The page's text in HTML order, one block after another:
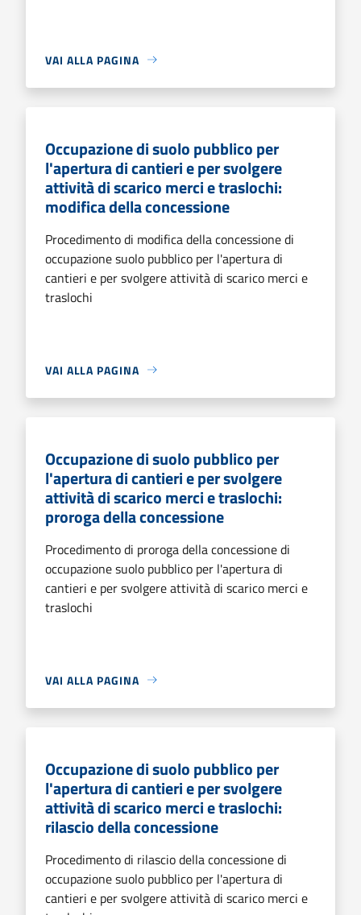
VAI ALLA PAGINA
Occupazione di suolo pubblico per
l'apertura di cantieri e per svolgere
attività di scarico merci e traslochi:
modifica della concessione
Procedimento di modifica della concessione di
occupazione suolo pubblico per l'apertura di
cantieri e per svolgere attività di scarico merci e
traslochi
VAI ALLA PAGINA
Occupazione di suolo pubblico per
l'apertura di cantieri e per svolgere
attività di scarico merci e traslochi:
proroga della concessione
Procedimento di proroga della concessione di
occupazione suolo pubblico per l'apertura di
cantieri e per svolgere attività di scarico merci e
traslochi
VAI ALLA PAGINA
Occupazione di suolo pubblico per
l'apertura di cantieri e per svolgere
attività di scarico merci e traslochi:
rilascio della concessione
Procedimento di rilascio della concessione di
occupazione suolo pubblico per l'apertura di
cantieri e per svolgere attività di scarico merci e